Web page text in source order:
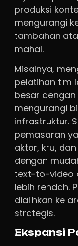
produksi
mengurangi
tambahan
mahal.
Misalnya,
pelatihan tim
besar
mengurangi
infrastruktur.
pemasaran
aktor, kru,
dengan
text-to-video
lebih rendah.
dialihkan ke
strategis.
Ekspansi